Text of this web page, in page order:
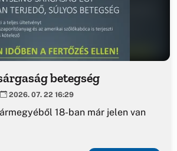
betegség
2026. 07. 22 16:29
18-ban már jelen van